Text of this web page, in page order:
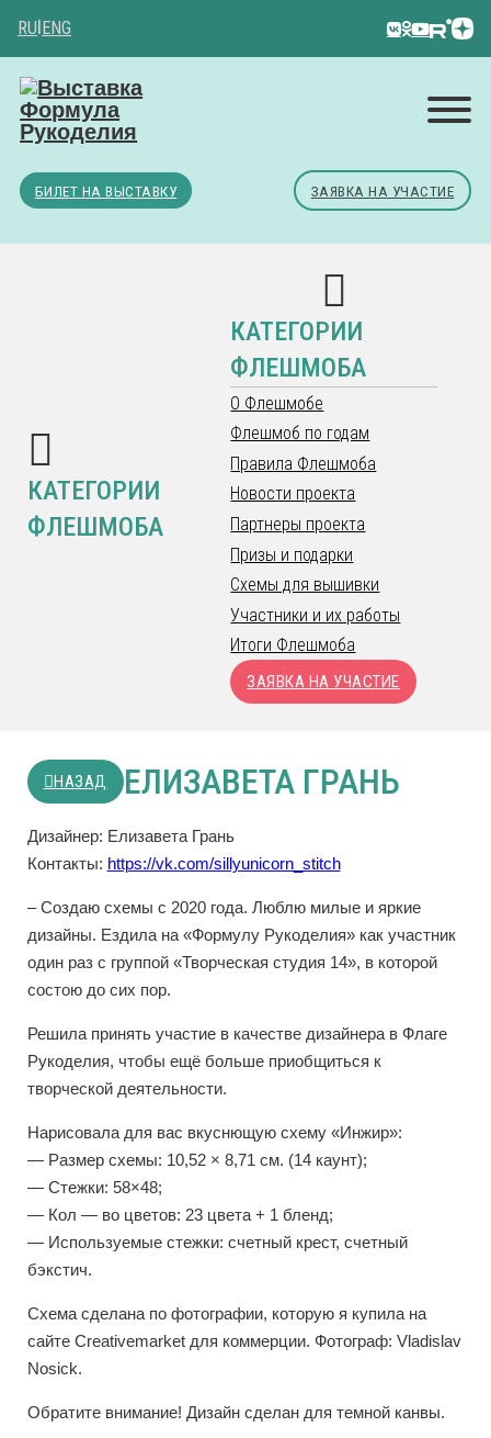
RU ENG
БИЛЕТ НА ВЫСТАВКУ ЗАЯВКА НА УЧАСТИЕ
КАТЕГОРИИ
ФЛЕШМОБА
КАТЕГОРИИ
ФЛЕШМОБА
О Флешмобе
Флешмоб по годам
Правила Флешмоба
Новости проекта
Партнеры проекта
Призы и подарки
Схемы для вышивки
Участники и их работы
Итоги Флешмоба
ЗАЯВКА НА УЧАСТИЕ
НАЗАД ЕЛИЗАВЕТА ГРАНЬ
Дизайнер: Елизавета Грань
Контакты: https://vk.com/sillyunicorn_stitch
– Создаю схемы с 2020 года. Люблю милые и яркие
дизайны. Ездила на «Формулу Рукоделия» как участник
один раз с группой «Творческая студия 14», в которой
состою до сих пор.
Решила принять участие в качестве дизайнера в Флаге
Рукоделия, чтобы ещё больше приобщиться к
творческой деятельности.
Нарисовала для вас вкуснющую схему «Инжир»:
— Размер схемы: 10,52 × 8,71 см. (14 каунт);
— Стежки: 58×48;
— Кол — во цветов: 23 цвета + 1 бленд;
— Используемые стежки: счетный крест, счетный
бэкстич.
Схема сделана по фотографии, которую я купила на
сайте Creativemarket для коммерции. Фотограф: Vladislav
Nosick.
Обратите внимание! Дизайн сделан для темной канвы.